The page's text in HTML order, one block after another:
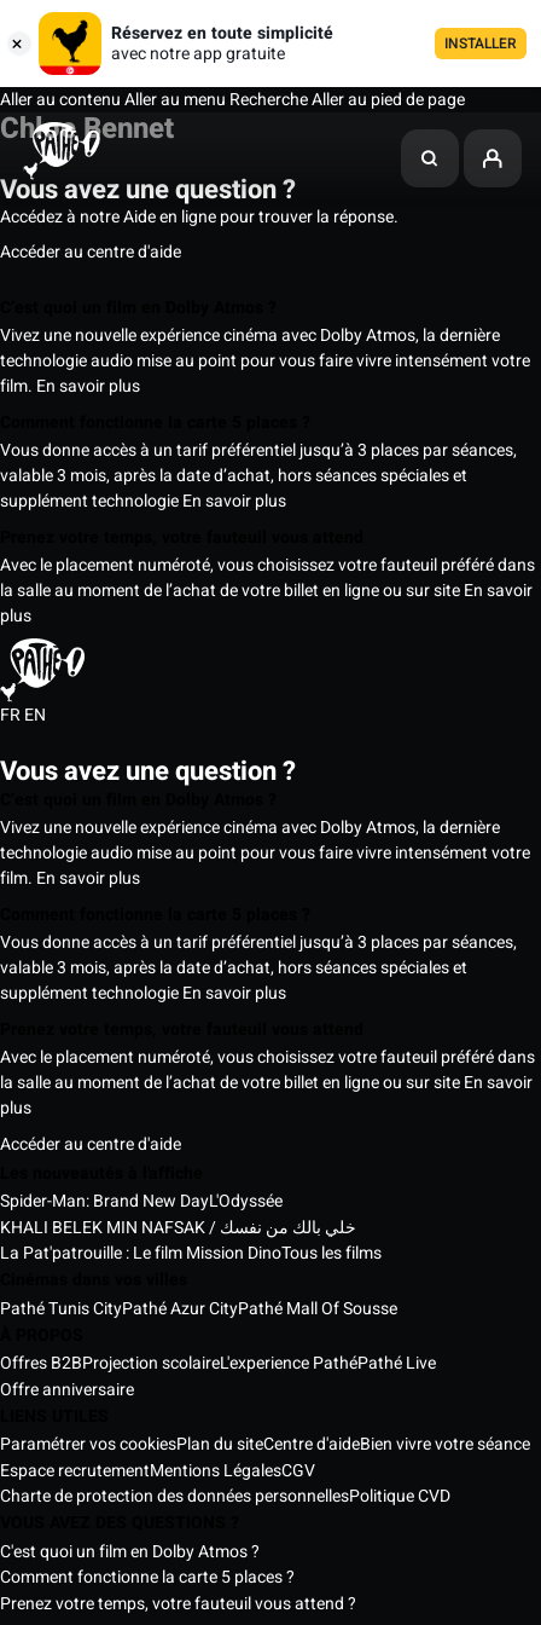
Réservez en toute simplicité
avec notre app gratuite
INSTALLER
Aller au contenuAller au menu RechercheAller au pied de page
Chloe Bennet
Vous avez une question ?
Accédez à notre Aide en ligne pour trouver la réponse.
Accéder au centre d'aide
Vivez une nouvelle expérience cinéma avec Dolby Atmos, la dernière
technologie audio mise au point pour vous faire vivre intensément votre
film. En savoir plus
Vous donne accès à un tarif préférentiel jusqu’à 3 places par séances,
valable 3 mois, après la date d’achat, hors séances spéciales et
supplément technologieEn savoir plus
Avec le placement numéroté, vous choisissez votre fauteuil préféré dans
la salle au moment de l’achat de votre billet en ligne ou sur siteEn savoir
plus
FREN
Vous avez une question ?
Vivez une nouvelle expérience cinéma avec Dolby Atmos, la dernière
technologie audio mise au point pour vous faire vivre intensément votre
film. En savoir plus
Vous donne accès à un tarif préférentiel jusqu’à 3 places par séances,
valable 3 mois, après la date d’achat, hors séances spéciales et
supplément technologieEn savoir plus
Avec le placement numéroté, vous choisissez votre fauteuil préféré dans
la salle au moment de l’achat de votre billet en ligne ou sur siteEn savoir
plus
Accéder au centre d'aide
Spider-Man: Brand New DayL'Odyssée
KHALI BELEK MIN NAFSAK / خلي بالك من نفسك
La Pat'patrouille : Le film Mission DinoTous les films
Pathé Tunis CityPathé Azur CityPathé Mall Of Sousse
Offres B2BProjection scolaireL'experience PathéPathé Live
Offre anniversaire
Paramétrer vos cookiesPlan du siteCentre d'aideBien vivre votre séance
Espace recrutementMentions LégalesCGV
Charte de protection des données personnellesPolitique CVD
C'est quoi un film en Dolby Atmos ?
Comment fonctionne la carte 5 places ?
Prenez votre temps, votre fauteuil vous attend ?